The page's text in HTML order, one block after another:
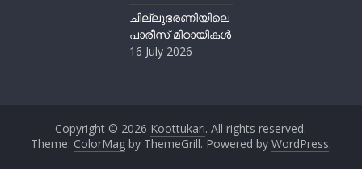
ചില്ലുഭരണിയിലെ
പാരീസ് മിഠായികള്‍
16 July 2026
Copyright © 2026 Koottukari. All rights reserved.
Theme: ColorMagby ThemeGrill. Powered by WordPress.